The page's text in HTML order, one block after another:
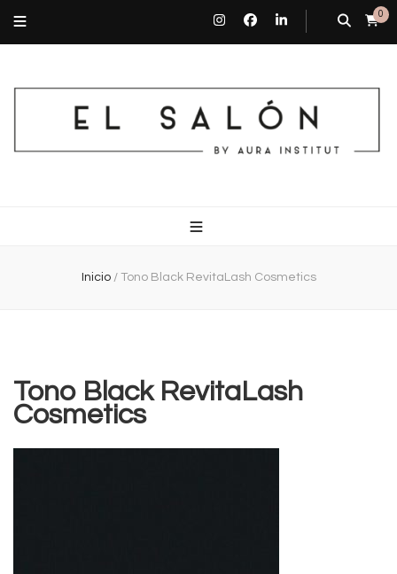
0
Inicio / Tono Black RevitaLash Cosmetics
Tono Black RevitaLash
Cosmetics